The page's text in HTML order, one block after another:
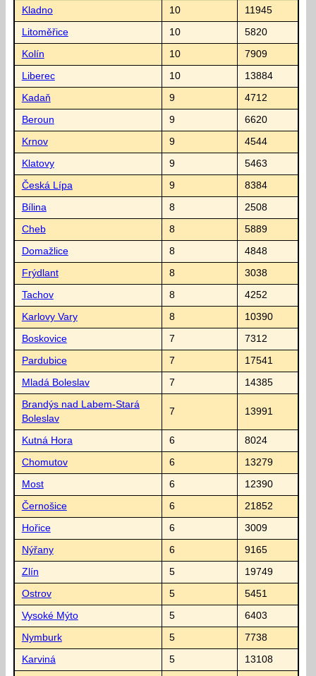
Kladno 10 11945
Litoměřice 10 5820
Kolín 10 7909
Liberec 10 13884
Kadaň 9 4712
Beroun 9 6620
Krnov 9 4544
Klatovy 9 5463
Česká Lípa 9 8384
Bílina 8 2508
Cheb 8 5889
Domažlice 8 4848
Frýdlant 8 3038
Tachov 8 4252
Karlovy Vary 8 10390
Boskovice 7 7312
Pardubice 7 17541
Mladá Boleslav 7 14385
Brandýs nad Labem-Stará
Boleslav
7 13991
Kutná Hora 6 8024
Chomutov 6 13279
Most 6 12390
Černošice 6 21852
Hořice 6 3009
Nýřany 6 9165
Zlín 5 19749
Ostrov 5 5451
Vysoké Mýto 5 6403
Nymburk 5 7738
Karviná 5 13108